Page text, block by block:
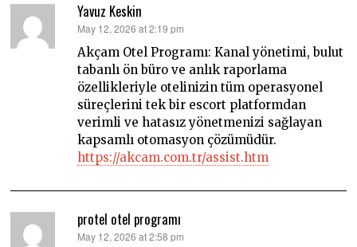
Yavuz Keskin
says:
May 12, 2026 at 2:19 pm
Akçam Otel Programı: Kanal yönetimi, bulut
tabanlı ön büro ve anlık raporlama
özellikleriyle otelinizin tüm operasyonel
süreçlerini tek bir escort platformdan
verimli ve hatasız yönetmenizi sağlayan
kapsamlı otomasyon çözümüdür.
https://akcam.com.tr/assist.htm
protel otel programı
says:
May 12, 2026 at 2:58 pm